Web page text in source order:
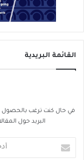
القائمة البريدية
في حال كنت ترغب بالحصول
البريد حول
بريدك